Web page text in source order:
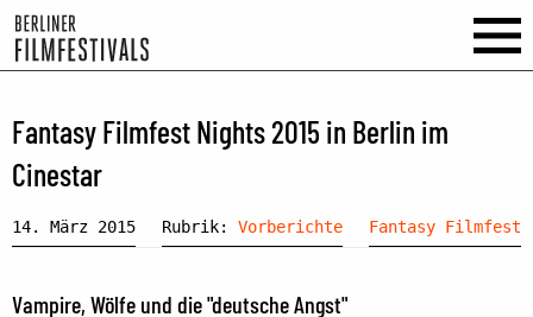
Fantasy Filmfest Nights 2015 in Berlin im
Cinestar
14. März 2015 Rubrik: Vorberichte Fantasy Filmfest
Vampire, Wölfe und die "deutsche Angst"